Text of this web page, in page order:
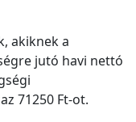
akiknek a
jutó havi nettó
71250 Ft-ot.